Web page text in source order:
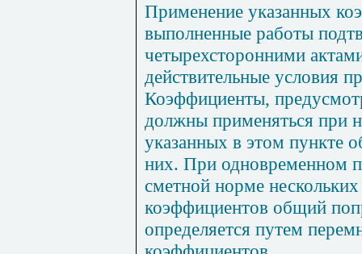
Применение указанных
выполненные работы
четырехсторонними
действительные условия
Коэффициенты,
должны применяться при
указанных в этом пункте
них. При одновременном
сметной норме
коэффициентов общий
определяется путем